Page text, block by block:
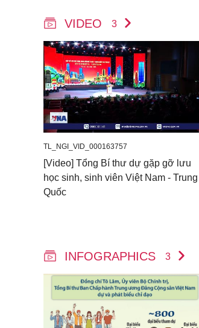
VIDEO 3
TL_NGI_VID_000163757
[Video] Tổng Bí thư dự gặp gỡ lưu
học sinh, sinh viên Việt Nam - Trung
Quốc
INFOGRAPHICS 3